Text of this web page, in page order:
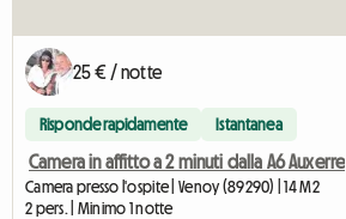
25 € / notte
Risponde rapidamente Istantanea
Camera in affitto a 2 minuti dalla A6 Auxerre
Camera presso l'ospite | Venoy (89290) | 14 M2
2 pers. | Minimo 1 notte